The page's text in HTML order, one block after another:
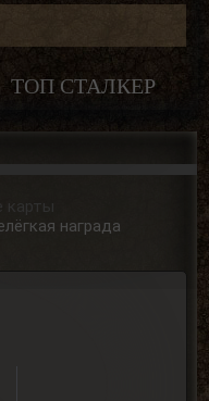
ТОП СТАЛКЕР
карты
награда